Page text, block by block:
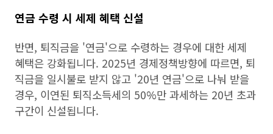
연금 수령 시 세제 혜택 신설
반면, 퇴직금을 '연금'으로 수령하는 경우에 대한 세제
혜택은 강화됩니다. 2025년 경제정책방향에 따르면, 퇴
직금을 일시불로 받지 않고 '20년 연금'으로 나눠 받을
경우, 이연된 퇴직소득세의 50%만 과세하는 20년 초과
구간이 신설됩니다.